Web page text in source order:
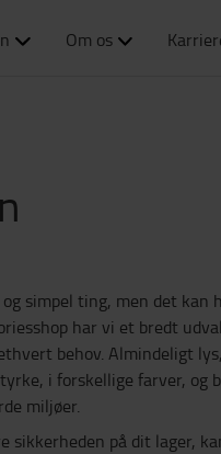
Om os
simpel ting, men det kan
har vi et bredt
behov. Almindeligt
i forskellige farver, og
miljøer.
sikkerheden på dit lager,